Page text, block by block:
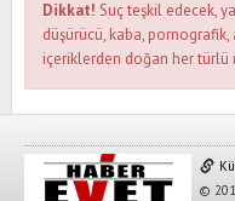
Dikkat! Suç teşkil edecek,
düşürücü, kaba,
içeriklerden doğan her türlü
©